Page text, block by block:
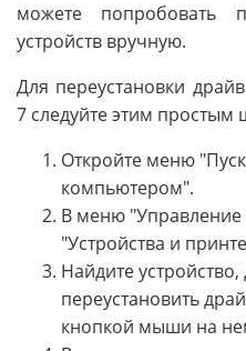
можете попробовать
устройств вручную.
Для переустановки
7 следуйте этим простым
Откройте меню
компьютером".
В меню
"Устройства и
Найдите
переустановить
кнопкой мыши на